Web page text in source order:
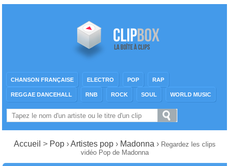
CHANSON FRANÇAISE ELECTRO POP RAP
REGGAE DANCEHALL RNB ROCK SOUL WORLD MUSIC
Accueil > Pop› Artistes pop› Madonna › Regardez les clips
vidéo Pop de Madonna